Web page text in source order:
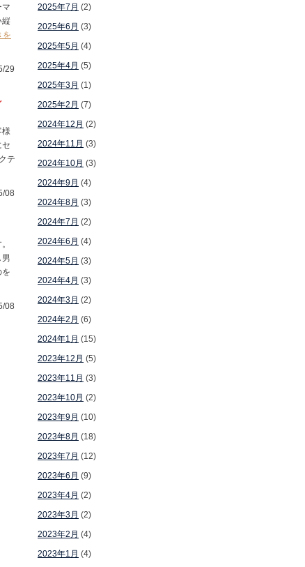
縦
を
29
テ
08
08
2025年7月 (2)
2025年6月 (3)
2025年5月 (4)
2025年4月 (5)
2025年3月 (1)
2025年2月 (7)
2024年12月 (2)
2024年11月 (3)
2024年10月 (3)
2024年9月 (4)
2024年8月 (3)
2024年7月 (2)
2024年6月 (4)
2024年5月 (3)
2024年4月 (3)
2024年3月 (2)
2024年2月 (6)
2024年1月 (15)
2023年12月 (5)
2023年11月 (3)
2023年10月 (2)
2023年9月 (10)
2023年8月 (18)
2023年7月 (12)
2023年6月 (9)
2023年4月 (2)
2023年3月 (2)
2023年2月 (4)
2023年1月 (4)